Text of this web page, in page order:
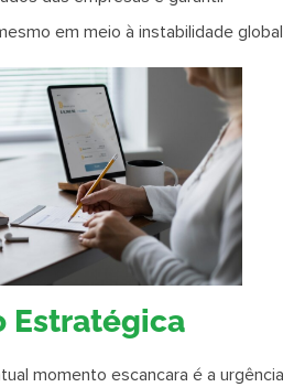
em meio à instabilidade
Estratégica
momento escancara é a urgência